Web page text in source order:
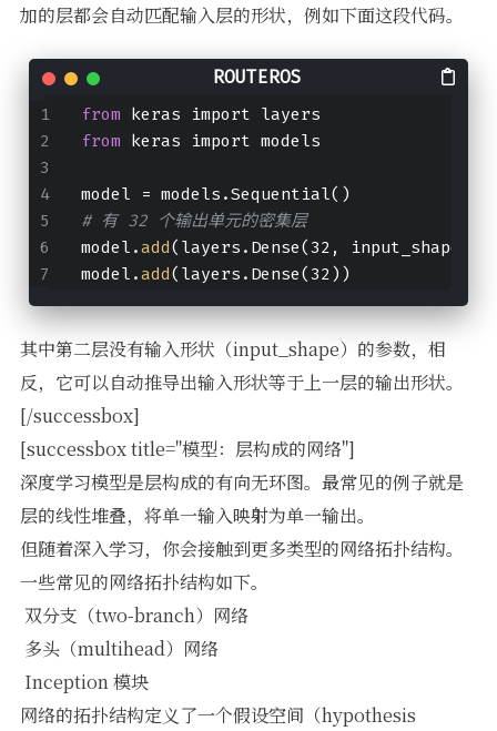
加的层都会自动匹配输入层的形状，例如下面这段代码。
from keras import layers
from keras import models
model = models.Sequential()
# 有 32 个输出单元的密集层
model.add(layers.Dense(32,
model.add(layers.Dense(32))
其中第二层没有输入形状（input_shape）的参数，相
反，它可以自动推导出输入形状等于上一层的输出形状。
[/successbox]
[successbox title="模型：层构成的网络"]
深度学习模型是层构成的有向无环图。最常见的例子就是
层的线性堆叠，将单一输入映射为单一输出。
但随着深入学习，你会接触到更多类型的网络拓扑结构。
一些常见的网络拓扑结构如下。
 双分支（two-branch）网络
 多头（multihead）网络
 Inception 模块
网络的拓扑结构定义了一个假设空间（hypothesis